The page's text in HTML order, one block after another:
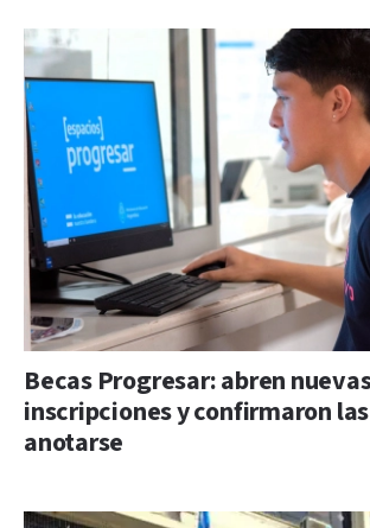
Becas Progresar: abren
inscripciones y confirmaron
anotarse